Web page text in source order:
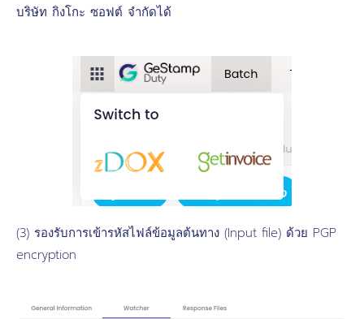
บริษัท กิงโกะ ซอฟต์ จำกัดได้
(3) รองรับการเข้ารหัสไฟล์ข้อมูลต้นทาง (Input file) ด้วย PGP
encryption